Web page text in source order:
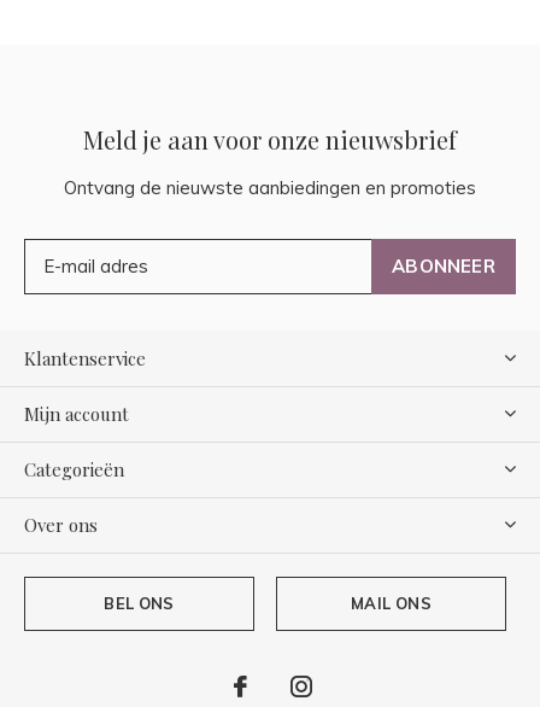
Meld je aan voor onze nieuwsbrief
Ontvang de nieuwste aanbiedingen en promoties
ABONNEER
Klantenservice
Mijn account
Categorieën
Over ons
BEL ONS MAIL ONS